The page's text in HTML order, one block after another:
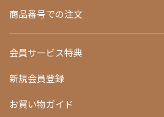
商品番号での注文
会員サービス特典
新規会員登録
お買い物ガイド